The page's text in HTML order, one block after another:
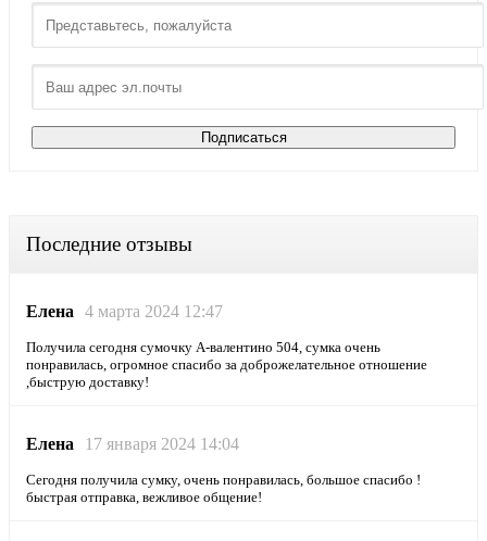
Последние отзывы
Елена 4 марта 2024 12:47
Получила сегодня сумочку А-валентино 504, сумка очень
понравилась, огромное спасибо за доброжелательное отношение
,быструю доставку!
Елена 17 января 2024 14:04
Сегодня получила сумку, очень понравилась, большое спасибо !
быстрая отправка, вежливое общение!